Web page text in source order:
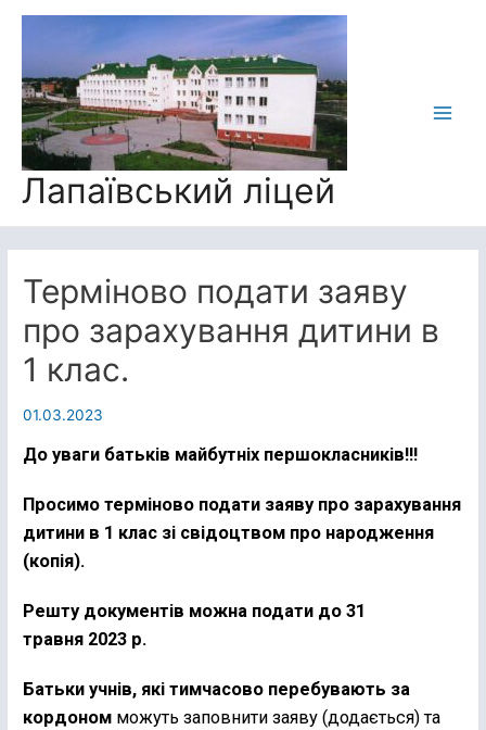
Лапаївський ліцей
Терміново подати заяву
про зарахування дитини в
1 клас.
01.03.2023
До уваги батьків майбутніх першокласників!!!
Просимо терміново подати заяву про зарахування
дитини в 1 клас зі свідоцтвом про народження
(копія).
Решту документів можна подати до 31
травня 2023 р.
Батьки учнів, які тимчасово перебувають за
кордоном можуть заповнити заяву (додається) та